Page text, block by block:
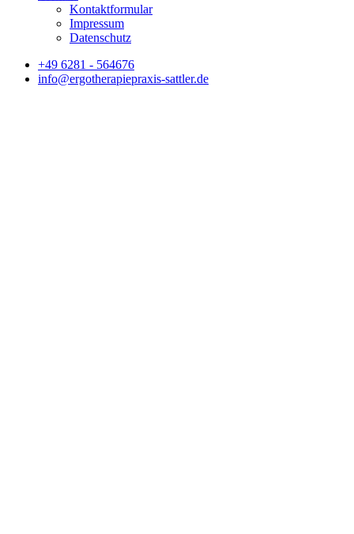
Kontaktformular
Impressum
Datenschutz
+49 6281 - 564676
info@ergotherapiepraxis-sattler.de